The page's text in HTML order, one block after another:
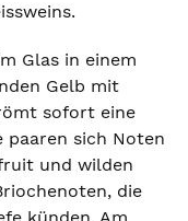
Glas in einem
Gelb mit
sofort eine
paaren sich Noten
und wilden
die